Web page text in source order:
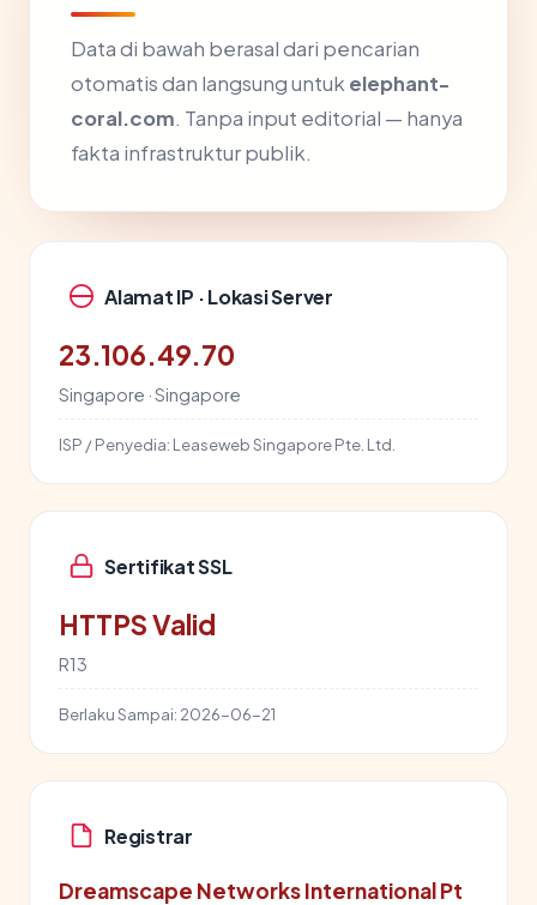
Data di bawah berasal dari pencarian
otomatis dan langsung untuk elephant-
coral.com. Tanpa input editorial — hanya
fakta infrastruktur publik.
Alamat IP · Lokasi Server
23.106.49.70
Singapore · Singapore
ISP / Penyedia: Leaseweb Singapore Pte. Ltd.
Sertifikat SSL
HTTPS Valid
R13
Berlaku Sampai: 2026-06-21
Registrar
Dreamscape Networks International Pt